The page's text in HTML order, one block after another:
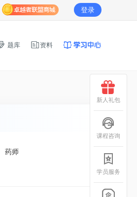
登录
题库 资料
药师
新人礼包
课程咨询
学员服务